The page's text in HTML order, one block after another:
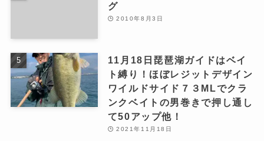
グ
2010年8月3日
11月18日琵琶湖ガイドはベイ
ト縛り！ほぼレジットデザイン
ワイルドサイド７３MLでクラ
ンクベイトの男巻きで押し通し
て50アップ他！
2021年11月18日